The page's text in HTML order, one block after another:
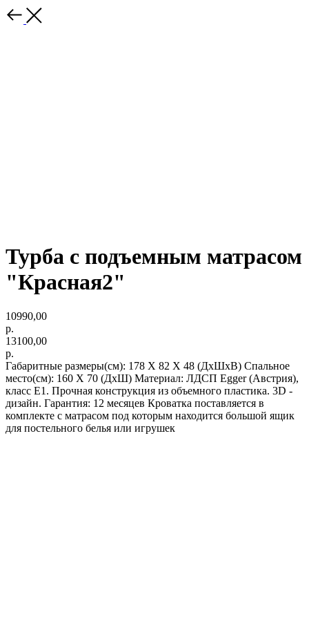
Турба с подъемным матрасом
"Красная2"
10990,00
р.
13100,00
р.
Габаритные размеры(см): 178 X 82 X 48 (ДхШхВ) Спальное
место(см): 160 X 70 (ДхШ) Материал: ЛДСП Egger (Австрия),
класс Е1. Прочная конструкция из объемного пластика. 3D -
дизайн. Гарантия: 12 месяцев Кроватка поставляется в
комплекте с матрасом под которым находится большой ящик
для постельного белья или игрушек